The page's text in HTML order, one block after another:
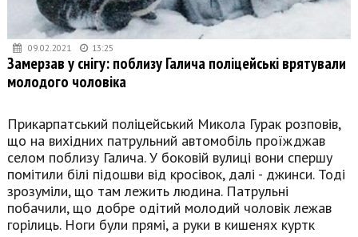
09.02.2021 13:25
Замерзав у снігу: поблизу Галича поліцейські врятували
молодого чоловіка
Прикарпатський поліцейський Микола Гурак розповів,
що на вихідних патрульний автомобіль проїжджав
селом поблизу Галича. У боковій вулиці вони спершу
помітили білі підошви від кросівок, далі - джинси. Тоді
зрозуміли, що там лежить людина. Патрульні
побачили, що добре одітий молодий чоловік лежав
горілиць. Ноги були прямі, а руки в кишенях куртк